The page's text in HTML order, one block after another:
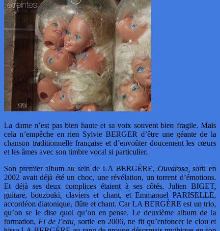
La dame n’est pas bien haute et sa voix souvent bien fragile. Mais
cela n’empêche en rien Sylvie BERGER d’être une géante de la
chanson traditionnelle française et d’envoûter doucement les cœurs
et les âmes avec son timbre vocal si particulier.
Son premier album au sein de LA BERGÈRE, Ouvarosa, sorti en
2002 avait déjà été un choc, une révélation, un torrent d’émotions.
Et déjà ses deux complices étaient à ses côtés, Julien BIGET,
guitare, bouzouki, claviers et chant, et Emmanuel PARISELLE,
accordéon diatonique, flûte et chant. Car LA BERGÈRE est un trio,
qu’on se le dise quoi qu’on en pense. Le deuxième album de la
formation, Fi de l’eau, sortie en 2006, ne fit qu’enfoncer le clou et